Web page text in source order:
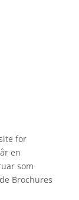
for
en
som
Brochures